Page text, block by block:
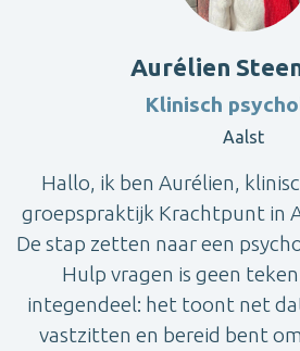
Aurélien
Klinisch
Aalst
Hallo, ik ben Aurélien,
groepspraktijk Krachtpunt in
De stap zetten naar een
Hulp vragen is geen
integendeel: het toont net
vastzitten en bereid bent